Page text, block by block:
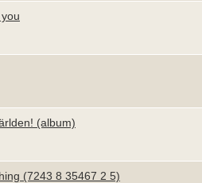
(album)
(7243 8 35467 2 5)